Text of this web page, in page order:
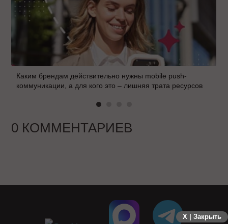
Каким брендам действительно нужны mobile push-
коммуникации, а для кого это – лишняя трата ресурсов
0 КОММЕНТАРИЕВ
X | Закрыть